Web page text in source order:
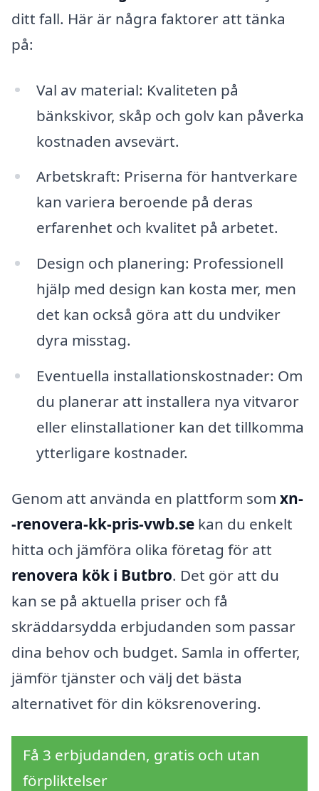
ditt fall. Här är några faktorer att tänka
på:
Val av material: Kvaliteten på
bänkskivor, skåp och golv kan påverka
kostnaden avsevärt.
Arbetskraft: Priserna för hantverkare
kan variera beroende på deras
erfarenhet och kvalitet på arbetet.
Design och planering: Professionell
hjälp med design kan kosta mer, men
det kan också göra att du undviker
dyra misstag.
Eventuella installationskostnader: Om
du planerar att installera nya vitvaror
eller elinstallationer kan det tillkomma
ytterligare kostnader.
Genom att använda en plattform som xn-
-renovera-kk-pris-vwb.se kan du enkelt
hitta och jämföra olika företag för att
renovera kök i Butbro. Det gör att du
kan se på aktuella priser och få
skräddarsydda erbjudanden som passar
dina behov och budget. Samla in offerter,
jämför tjänster och välj det bästa
alternativet för din köksrenovering.
Få 3 erbjudanden, gratis och utan
förpliktelser